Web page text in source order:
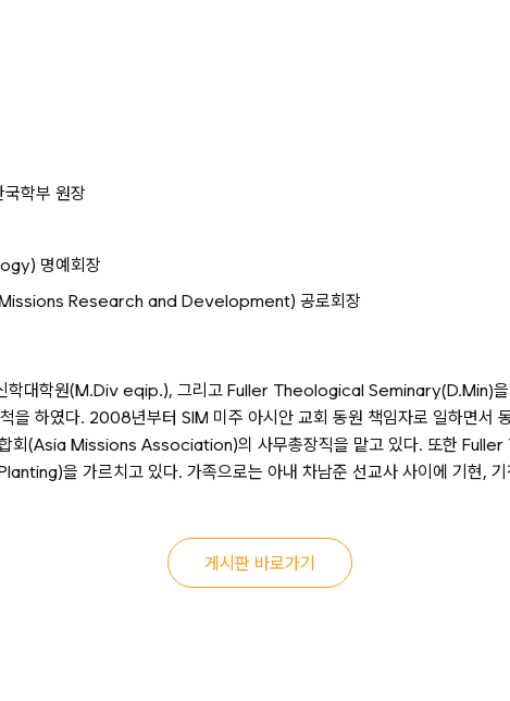
학부 원장
명예회장
Research and Development) 공로회장
학대학원(M.Div eqip.), 그리고 Fuller Theological Seminary(D.Min)
척을 하였다. 2008년부터 SIM 미주 아시안 교회 동원 책임자로 일하
(Asia Missions Association)의 사무총장직을 맡고 있다. 또한
을 가르치고 있다. 가족으로는 아내 차남준 선교사 사이에 기현,
게시판 바로가기